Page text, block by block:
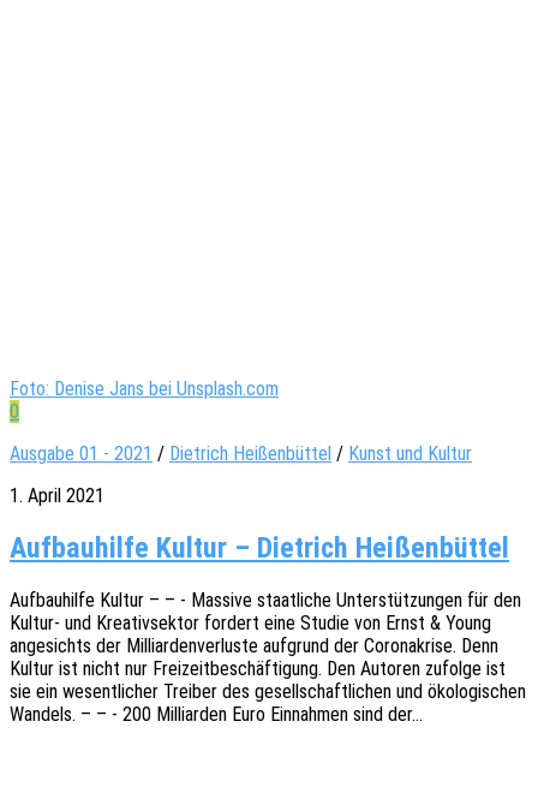
Foto: Denise Jans bei Unsplash.com
0
Ausgabe 01 - 2021 / Dietrich Heißenbüttel / Kunst und Kultur
1. April 2021
Aufbauhilfe Kultur – Dietrich Heißenbüttel
Aufbau­hil­fe Kultur – – - Massi­ve staat­li­che Unter­stüt­zun­gen für den
Kultur- und Krea­tiv­sek­tor fordert eine Studie von Ernst & Young
ange­sichts der Milli­ar­den­ver­lus­te aufgrund der Coro­na­kri­se. Denn
Kultur ist nicht nur Frei­zeit­be­schäf­ti­gung. Den Autoren zufol­ge ist
sie ein wesent­li­cher Trei­ber des gesell­schaft­li­chen und ökolo­gi­schen
Wandels. – – - 200 Milli­ar­den Euro Einnah­men sind der…